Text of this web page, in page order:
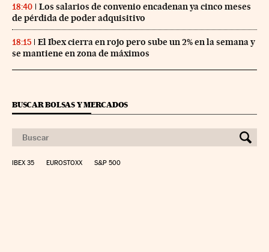
18:40
Los salarios de convenio encadenan ya cinco meses
de pérdida de poder adquisitivo
18:15
El Ibex cierra en rojo pero sube un 2% en la semana y
se mantiene en zona de máximos
BUSCAR BOLSAS Y MERCADOS
IBEX 35 EUROSTOXX S&P 500